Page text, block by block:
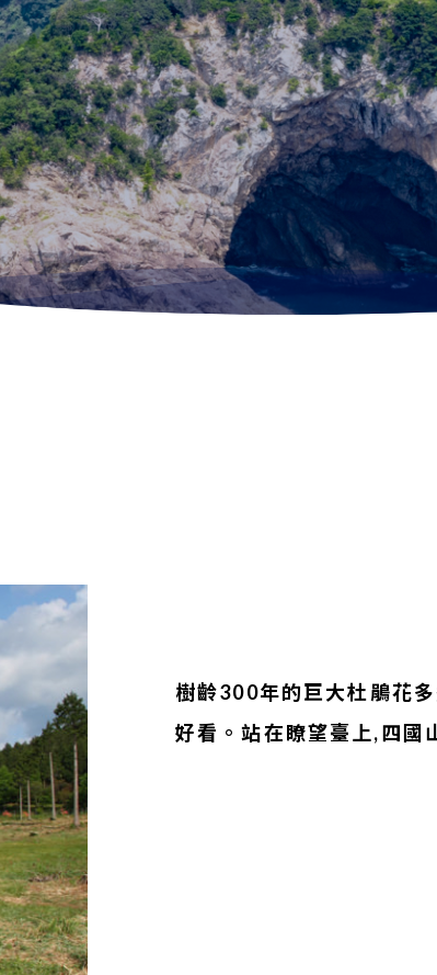
樹齡300年的巨大杜鵑花
好看。站在瞭望臺上,四國